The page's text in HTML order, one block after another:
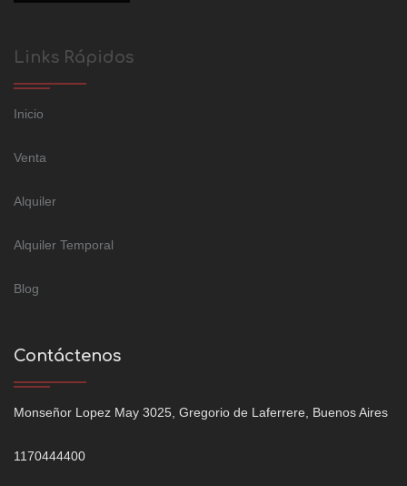
Links Rápidos
Inicio
Venta
Alquiler
Alquiler Temporal
Blog
Contáctenos
Monseñor Lopez May 3025, Gregorio de Laferrere, Buenos Aires
1170444400